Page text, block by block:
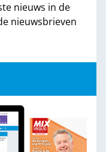
nieuws in de
nieuwsbrieven